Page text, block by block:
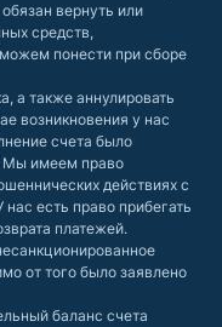
вернуть или
средств,
понести при сборе
а также аннулировать
возникновения у нас
счета было
Мы имеем право
действиях с
есть право прибегать
платежей.
от того было заявлено
баланс счета